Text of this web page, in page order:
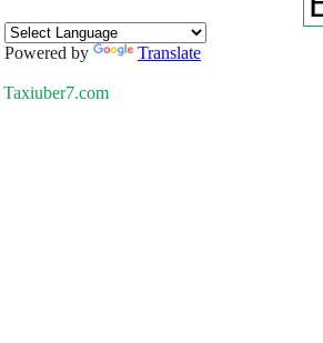
Powered by Translate
Taxiuber7.com